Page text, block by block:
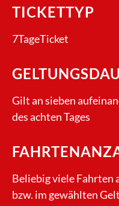
TICKETTYP
7TageTicket
Gilt an sieben
des achten Tages
Beliebig viele Fahrten
bzw. im gewählten